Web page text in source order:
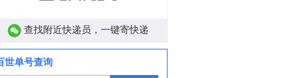
查找附近快递员，一键寄快递
世单号查询